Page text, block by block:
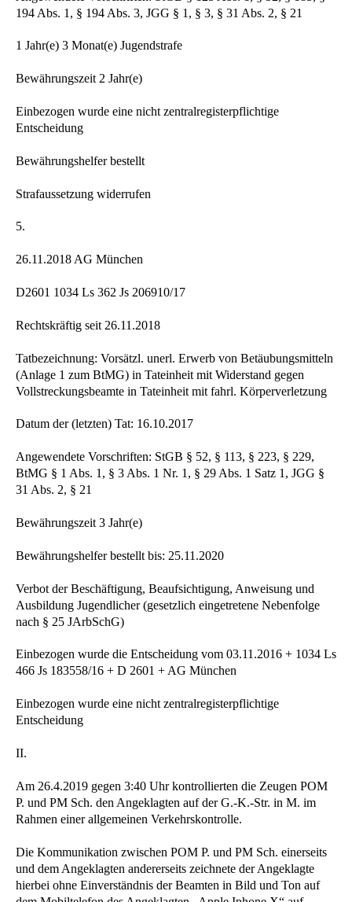
194 Abs. 1, § 194 Abs. 3, JGG § 1, § 3, § 31 Abs. 2, § 21
1 Jahr(e) 3 Monat(e) Jugendstrafe
Bewährungszeit 2 Jahr(e)
Einbezogen wurde eine nicht zentralregisterpflichtige
Entscheidung
Bewährungshelfer bestellt
Strafaussetzung widerrufen
5.
26.11.2018 AG München
D2601 1034 Ls 362 Js 206910/17
Rechtskräftig seit 26.11.2018
Tatbezeichnung: Vorsätzl. unerl. Erwerb von Betäubungsmitteln
(Anlage 1 zum BtMG) in Tateinheit mit Widerstand gegen
Vollstreckungsbeamte in Tateinheit mit fahrl. Körperverletzung
Datum der (letzten) Tat: 16.10.2017
Angewendete Vorschriften: StGB § 52, § 113, § 223, § 229,
BtMG § 1 Abs. 1, § 3 Abs. 1 Nr. 1, § 29 Abs. 1 Satz 1, JGG §
31 Abs. 2, § 21
Bewährungszeit 3 Jahr(e)
Bewährungshelfer bestellt bis: 25.11.2020
Verbot der Beschäftigung, Beaufsichtigung, Anweisung und
Ausbildung Jugendlicher (gesetzlich eingetretene Nebenfolge
nach § 25 JArbSchG)
Einbezogen wurde die Entscheidung vom 03.11.2016 + 1034 Ls
466 Js 183558/16 + D 2601 + AG München
Einbezogen wurde eine nicht zentralregisterpflichtige
Entscheidung
II.
Am 26.4.2019 gegen 3:40 Uhr kontrollierten die Zeugen POM
P. und PM Sch. den Angeklagten auf der G.-K.-Str. in M. im
Rahmen einer allgemeinen Verkehrskontrolle.
Die Kommunikation zwischen POM P. und PM Sch. einerseits
und dem Angeklagten andererseits zeichnete der Angeklagte
hierbei ohne Einverständnis der Beamten in Bild und Ton auf